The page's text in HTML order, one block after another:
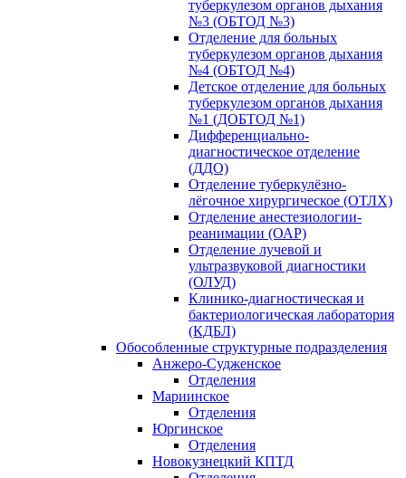
туберкулезом органов дыхания
№3 (ОБТОД №3)
Отделение для больных
туберкулезом органов дыхания
№4 (ОБТОД №4)
Детское отделение для больных
туберкулезом органов дыхания
№1 (ДОБТОД №1)
Дифференциально-
диагностическое отделение
(ДДО)
Отделение туберкулёзно-
лёгочное хирургическое (ОТЛХ)
Отделение анестезиологии-
реанимации (ОАР)
Отделение лучевой и
ультразвуковой диагностики
(ОЛУД)
Клинико-диагностическая и
бактериологическая лаборатория
(КДБЛ)
Обособленные структурные подразделения
Анжеро-Судженское
Отделения
Мариинское
Отделения
Юргинское
Отделения
Новокузнецкий КПТД